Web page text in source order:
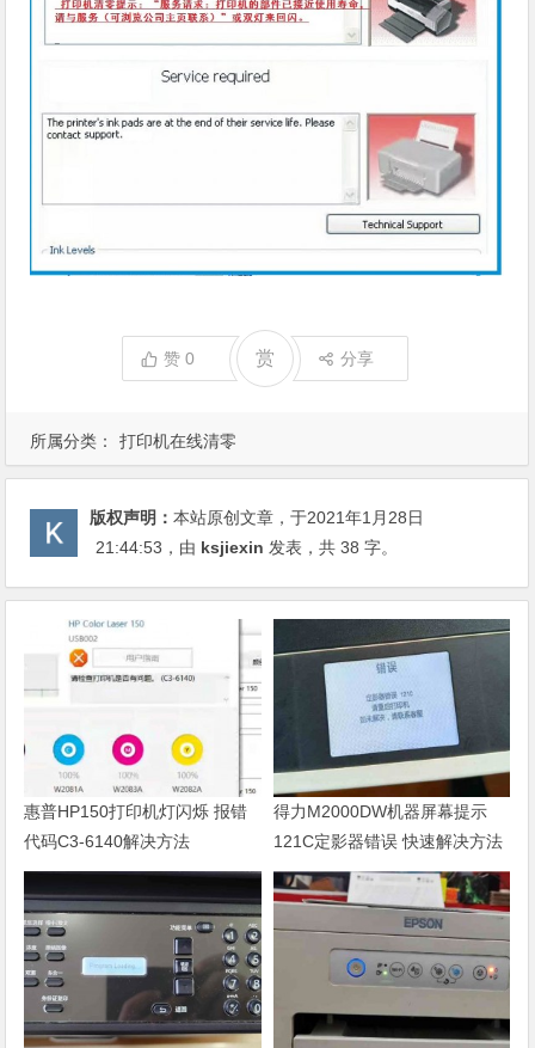
所属分类： 打印机在线清零
赞0 赏 分享
版权声明：本站原创文章，于2021年1月28日
21:44:53 ，由 ksjiexin 发表，共 38 字。
惠普HP150打印机灯闪烁 报错
代码C3-6140解决方法
得力M2000DW机器屏幕提示
121C定影器错误 快速解决方法